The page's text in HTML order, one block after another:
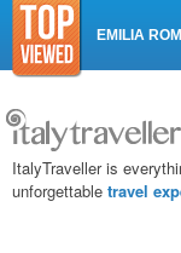
EMILIA
ItalyTraveller is
unforgettable travel